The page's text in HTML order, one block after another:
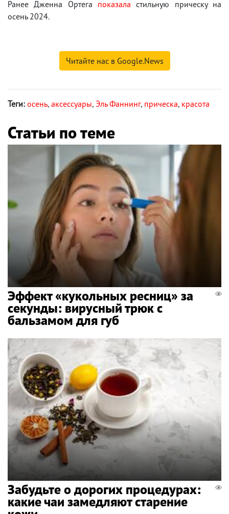
Ранее Дженна Ортега показала стильную прическу на
осень 2024.
Читайте нас в Google.News
Теги: осень, аксессуары, Эль Фаннинг, прическа, красота
Статьи по теме
Эффект «кукольных ресниц» за
секунды: вирусный трюк с
бальзамом для губ
Забудьте о дорогих процедурах:
какие чаи замедляют старение